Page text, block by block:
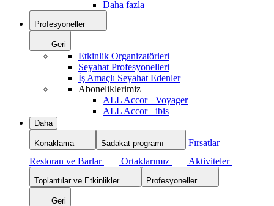
Daha fazla
Profesyoneller
Geri
Etkinlik Organizatörleri
Seyahat Profesyonelleri
İş Amaçlı Seyahat Edenler
Aboneliklerimiz
ALL Accor+ Voyager
ALL Accor+ ibis
Daha
Konaklama Sadakat programı
Fırsatlar
Restoran ve Barlar
Ortaklarımız Aktiviteler
Toplantılar ve Etkinlikler Profesyoneller
Geri